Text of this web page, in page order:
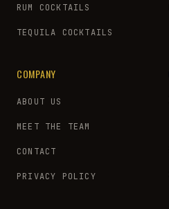
RUM COCKTAILS
TEQUILA COCKTAILS
COMPANY
ABOUT US
MEET THE TEAM
CONTACT
PRIVACY POLICY